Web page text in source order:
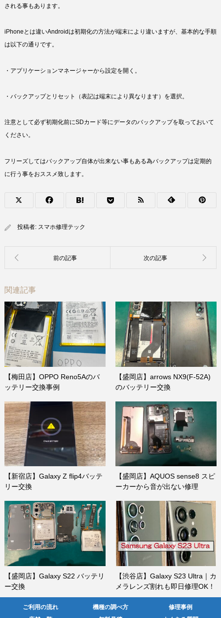
される事もあります。
iPhoneとは違いAndroidは初期化の方法が端末により違いますが、基本的な手順
は以下の通りです。
・アプリケーションマネージャーから設定を開く。
・バックアップとリセット（表記は端末により異なります）を選択。
注意として必ず初期化前にSDカード等にデータのバックアップを取っておいて
ください。
フリーズしてはバックアップ自体が出来ない事もある為バックアップは定期的
に行う事をおススメ致します。
投稿者: スマホ修理テック
関連記事
【梅田店】OPPO Reno5Aのバ
ッテリー交換事例
【盛岡店】arrows NX9(F-52A)
のバッテリー交換
【新宿店】Galaxy Z flip4バッテ
リー交換
【盛岡店】AQUOS sense8 スピ
ーカーから音が出ない修理
【盛岡店】Galaxy S22 バッテリ
ー交換
【渋谷店】Galaxy S23 Ultra｜カ
メラレンズ割れも即日修理OK！
ご利用の流れ 機種の調べ方
修理事例